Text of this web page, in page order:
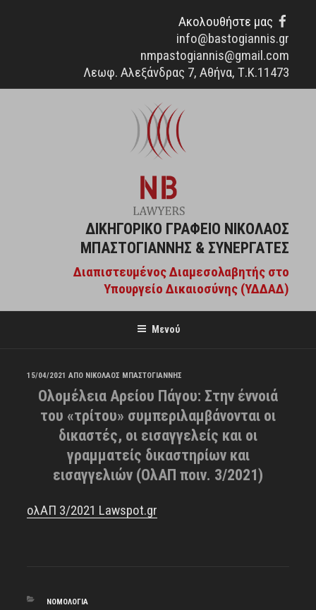
Ακολουθήστε μας
info@bastogiannis.gr
nmpastogiannis@gmail.com
Λεωφ. Αλεξάνδρας 7, Αθήνα, Τ.Κ.11473
ΔΙΚΗΓΟΡΙΚΌ ΓΡΑΦΕΊΟ ΝΙΚΌΛΑΟΣ
ΜΠΑΣΤΟΓΙΆΝΝΗΣ & ΣΥΝΕΡΓΆΤΕΣ
Διαπιστευμένος Διαμεσολαβητής στο
Υπουργείο Δικαιοσύνης (ΥΔΔΑΔ)
Μενού
ΔΗΜΟΣΙΕΎΤΗΚΕ
ΣΤΙΣ
15/04/2021 ΑΠΌ ΝΙΚΟΛΑΟΣ ΜΠΑΣΤΟΓΙΑΝΝΗΣ
Ολομέλεια Αρείου Πάγου: Στην έννοιά
του «τρίτου» συμπεριλαμβάνονται οι
δικαστές, οι εισαγγελείς και οι
γραμματείς δικαστηρίων και
εισαγγελιών (ΟλΑΠ ποιν. 3/2021)
ολΑΠ 3/2021 Lawspot.gr
ΚΑΤΗΓΟΡΊΕΣ
ΝΟΜΟΛΟΓΊΑ